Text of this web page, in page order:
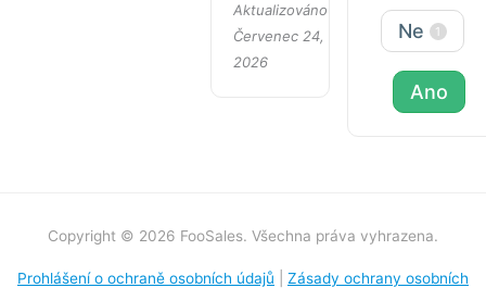
Aktualizováno
Červenec 24,
2026
Ne 1
Ano
Copyright © 2026 FooSales. Všechna práva vyhrazena.
Prohlášení o ochraně osobních údajů
Zásady ochrany osobních